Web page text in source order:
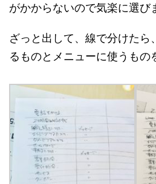
がかからないので気楽に選び
ざっと出して、線で分けたら
るものとメニューに使うもの